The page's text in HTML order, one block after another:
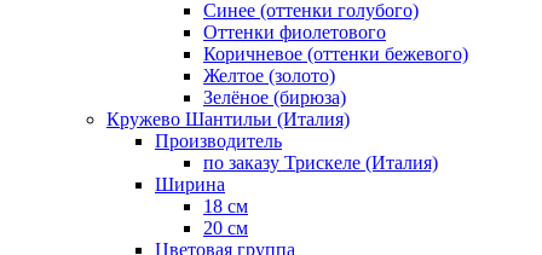
Синее (оттенки голубого)
Оттенки фиолетового
Коричневое (оттенки бежевого)
Желтое (золото)
Зелёное (бирюза)
Кружево Шантильи (Италия)
Производитель
по заказу Трискеле (Италия)
Ширина
18 см
20 см
Цветовая группа